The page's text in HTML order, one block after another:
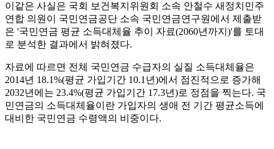
이같은 사실은 국회 보건복지위원회 소속 안철수 새정치민주
연합 의원이 국민연금공단 소속 국민연금연구원에서 제출받
은 '국민연금 평균 소득대체율 추이 자료(2060년까지)'를 토대
로 분석한 결과에서 밝혀졌다.
자료에 따르면 전체 국민연금 수급자의 실질 소득대체율은
2014년 18.1%(평균 가입기간 10.1년)에서 점진적으로 증가해
2032년에는 23.4%(평균 가입기간 17.3년)로 정점을 찍는다. 국
민연금의 소득대체율이란 가입자의 생애 전 기간 평균소득에
대비한 국민연금 수령액의 비중이다.